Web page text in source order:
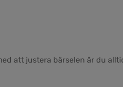
att justera bärselen är du